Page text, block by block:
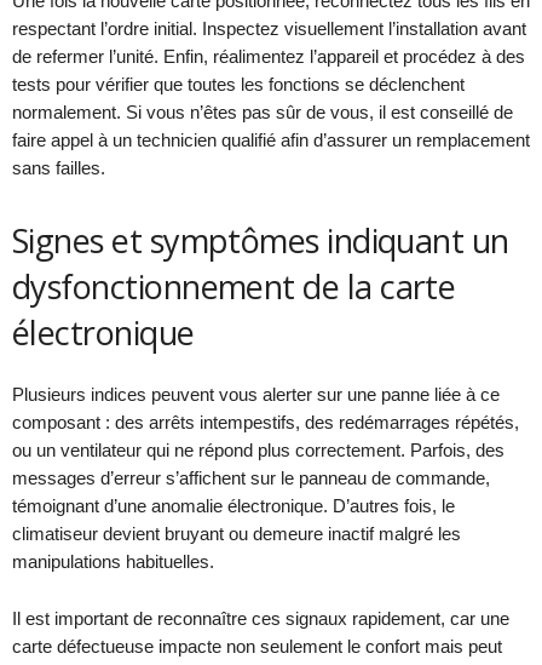
respectant l’ordre initial. Inspectez visuellement l’installation avant
de refermer l’unité. Enfin, réalimentez l’appareil et procédez à des
tests pour vérifier que toutes les fonctions se déclenchent
normalement. Si vous n’êtes pas sûr de vous, il est conseillé de
faire appel à un technicien qualifié afin d’assurer un remplacement
sans failles.
Signes et symptômes indiquant un
dysfonctionnement de la carte
électronique
Plusieurs indices peuvent vous alerter sur une panne liée à ce
composant : des arrêts intempestifs, des redémarrages répétés,
ou un ventilateur qui ne répond plus correctement. Parfois, des
messages d’erreur s’affichent sur le panneau de commande,
témoignant d’une anomalie électronique. D’autres fois, le
climatiseur devient bruyant ou demeure inactif malgré les
manipulations habituelles.
Il est important de reconnaître ces signaux rapidement, car une
carte défectueuse impacte non seulement le confort mais peut